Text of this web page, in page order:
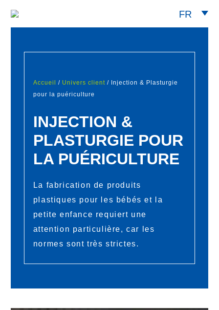
FR
Accueil / Univers client/ Injection & Plasturgie
pour la puériculture
INJECTION &
PLASTURGIE POUR
LA PUÉRICULTURE
La fabrication de produits
plastiques pour les bébés et la
petite enfance requiert une
attention particulière, car les
normes sont très strictes.